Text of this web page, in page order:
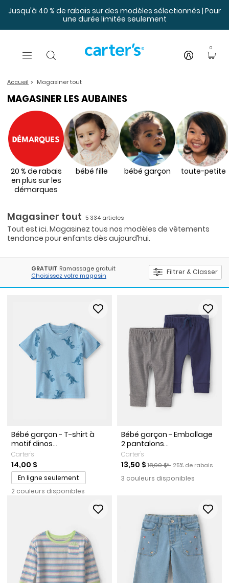
Jusqu'à 40 % de rabais sur des modèles sélectionnés | Pour
une durée limitée seulement
0
Accueil Magasiner tout
MAGASINER LES AUBAINES
20 % de rabais
en plus sur les
démarques
bébé fille bébé garçon toute-petite
Magasiner tout 5 334 articles
Tout est ici. Magasinez tous nos modèles de vêtements
tendance pour enfants dès aujourd’hui.
GRATUIT Ramassage gratuit
Choisissez votre magasin
Filtrer & Classer
Bébé garçon - T-shirt à
motif dinos...
Carter's
14,00 $
En ligne seulement
2 couleurs disponibles
Bébé garçon - Emballage
2 pantalons...
Carter's
Prix de solde
13,50 $Prix ​​de détail suggéré par
18,00 $* Pourcentage de
25% de rabais
3 couleurs disponibles